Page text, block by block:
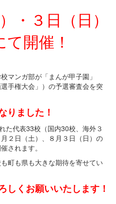
・３日（日）
開催！
マンガ部が「まんが甲子園」
手権大会」）の予選審査会を突
りました！
た代表33校（国内30校、海外３
２日（土）、８月３日（日）の
されます。
町も県も大きな期待を寄せてい
しくお願いいたします！